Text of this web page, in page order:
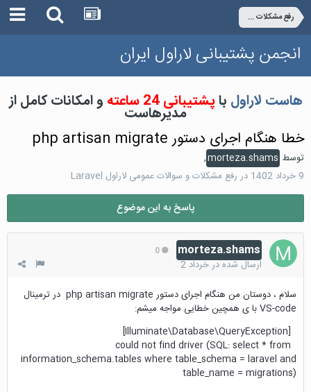
رفع مشکلات و سوالات عمومی لاراول Laravel
انجمن پشتیبانی لاراول ایران
هاست لاراول باپشتیبانی 24 ساعته و امکانات کامل از
مدیرهاست
خطا هنگام اجرای دستور php artisan migrate
توسط morteza.shams
,
9 خرداد 1402
در رفع مشکلات و سوالات عمومی لاراول Laravel
پاسخ به این موضوع
morteza.shams
ارسال شده درخرداد 2
سلام ، دوستان من هنگام اجرای دستور php artisan migrate در ترمینال
VS-code با ی همچین خطایی مواجه میشم:
[Illuminate\Database\QueryException]
could not find driver (SQL: select * from
information_schema.tables where table_schema = laravel and
table_name = migrations)